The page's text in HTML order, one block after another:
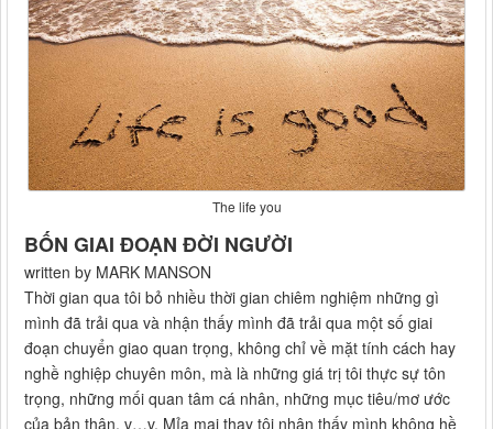
The life you
BỐN GIAI ĐOẠN ĐỜI NGƯỜI
written by MARK MANSON
Thời gian qua tôi bỏ nhiều thời gian chiêm nghiệm những gì
mình đã trải qua và nhận thấy mình đã trải qua một số giai
đoạn chuyển giao quan trọng, không chỉ về mặt tính cách hay
nghề nghiệp chuyên môn, mà là những giá trị tôi thực sự tôn
trọng, những mối quan tâm cá nhân, những mục tiêu/mơ ước
của bản thân, v…v. Mỉa mai thay tôi nhận thấy mình không hề